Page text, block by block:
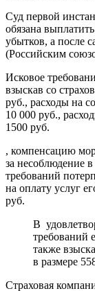
Суд первой
обязана
убытков, а после
(Российским
Исковое
взыскав со
руб., расходы на
10 000 руб.,
1500 руб.
, компенсацию
за несоблюдение
требований
на оплату услуг
руб.
В
требований
также
в размере
Страховая